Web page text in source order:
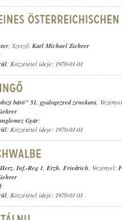
; Szerző: Karl Michael Ziehrer
; Közzététel ideje: 1970-01-01
báró" 51. gyalogezred zenekara,
Gyár;
; Közzététel ideje: 1970-01-01
Inf.-Reg 1, Erzh. Friedrich, Vezényel:
;
; Közzététel ideje: 1970-01-01